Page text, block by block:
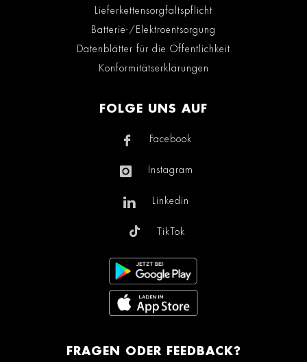
Lieferkettensorgfaltspflicht
Batterie-/Elektroentsorgung
Datenblätter für die Öffentlichkeit
Konformitätserklärungen
FOLGE UNS AUF
Facebook
Instagram
Linkedin
TikTok
FRAGEN ODER FEEDBACK?